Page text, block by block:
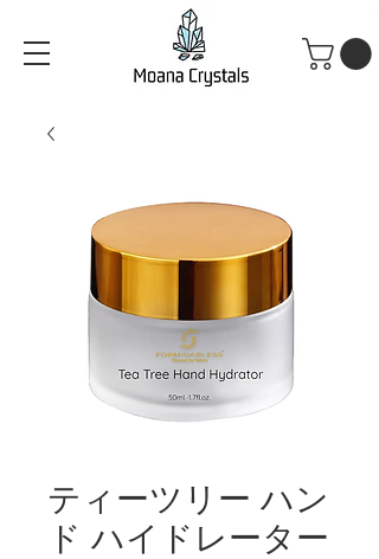
ティーツリー ハン
ド ハイドレーター